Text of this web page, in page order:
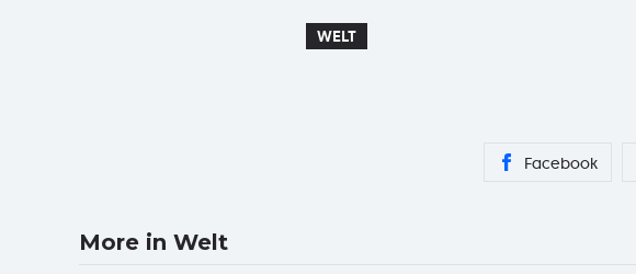
WELT
Facebook
More in Welt